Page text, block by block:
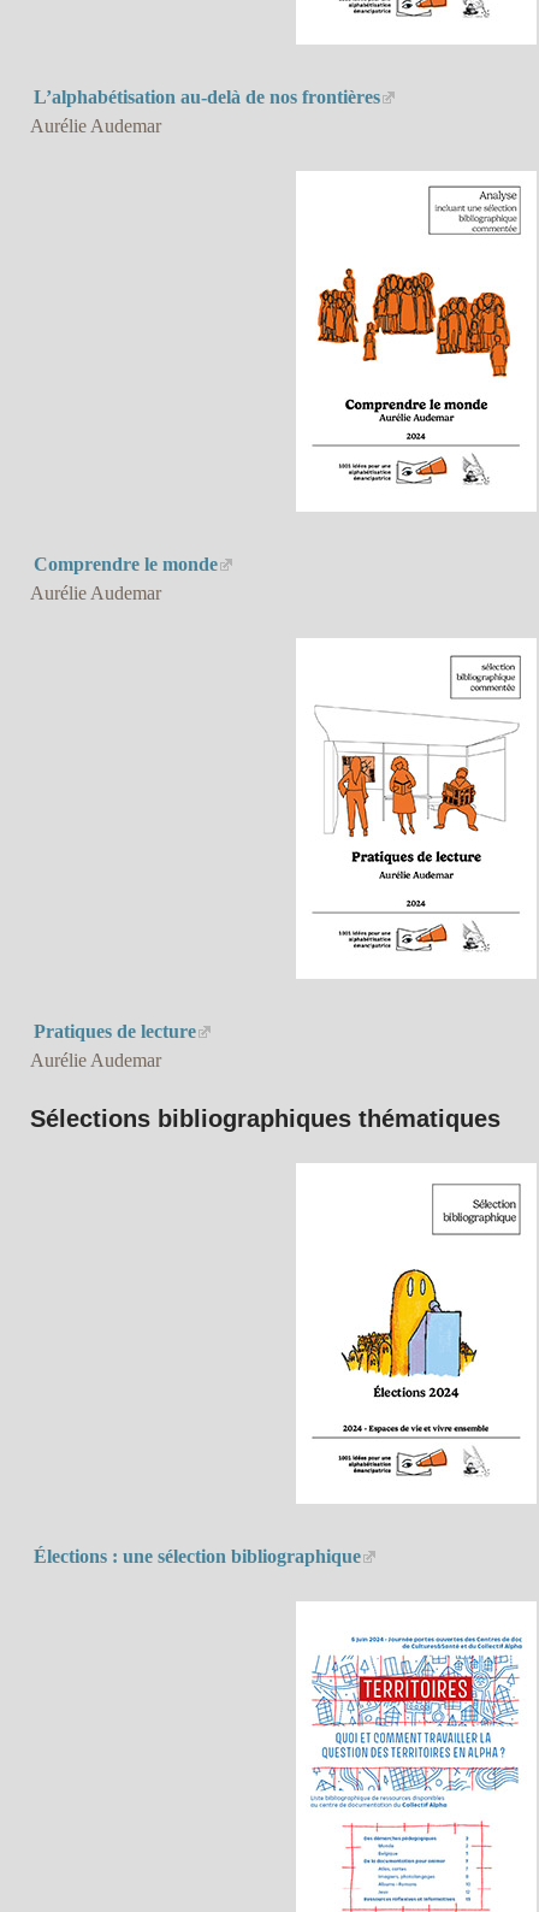
L’alphabétisation au-delà de nos frontières
Aurélie Audemar
Comprendre le monde
Aurélie Audemar
Pratiques de lecture
Aurélie Audemar
Sélections bibliographiques thématiques
Élections : une sélection bibliographique